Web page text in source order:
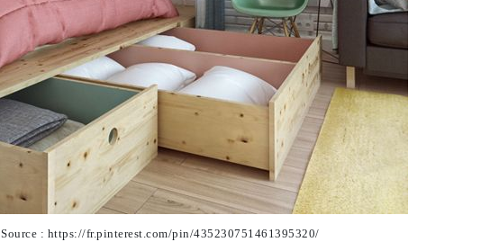
Source : https://fr.pinterest.com/pin/435230751461395320/